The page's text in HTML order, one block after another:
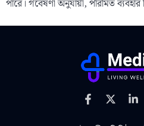
পারে। গবেষণা অনুযায়ী, পরিমিত